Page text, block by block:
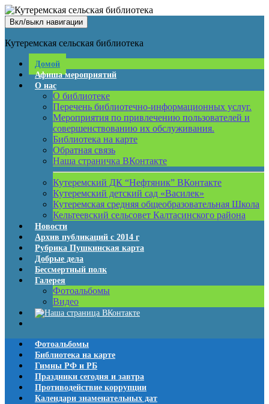
Вкл/выкл навигации
Кутеремская сельская библиотека
Домой
Афиша мероприятий
О нас
О библиотеке
Перечень библиотечно-информационных услуг.
Мероприятия по привлечению пользователей и
совершенствованию их обслуживания.
Библиотека на карте
Обратная связь
Наша страничка ВКонтакте
Кутеремский ДК “Нефтяник” ВКонтакте
Кутеремский детский сад «Василек»
Кутеремская средняя общеобразовательная Школа
Кельтеевский сельсовет Калтасинского района
Новости
Архив публикаций с 2014 г
Рубрика Пушкинская карта
Добрые дела
Бессмертный полк
Галерея
Фотоальбомы
Видео
Фотоальбомы
Библиотека на карте
Гимны РФ и РБ
Праздники сегодня и завтра
Противодействие коррупции
Календари знаменательных дат